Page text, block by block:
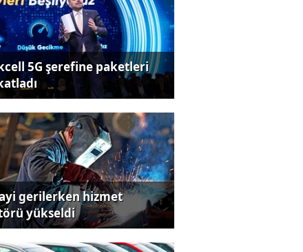
5G şerefine paketleri
gerilerken hizmet
yükseldi